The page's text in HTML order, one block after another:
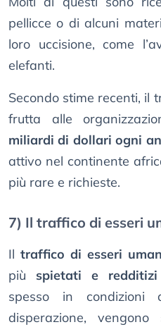
pellicce o di alcuni
loro uccisione, come
elefanti.
Secondo stime recenti, il
frutta alle
miliardi di dollari ogni
attivo nel continente
più rare e richieste.
7) Il traffico di esseri
Il traffico di esseri
più spietati e redditizi
spesso in condizioni
disperazione,